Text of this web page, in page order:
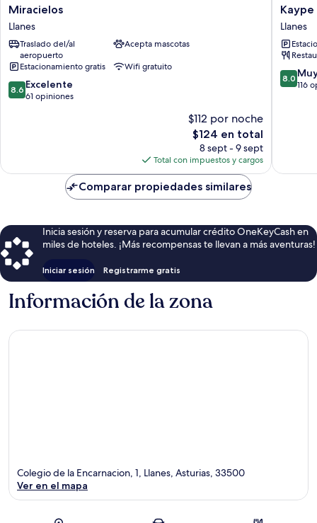
Miracielos
Llanes
Miracielos
Llanes
Traslado del/al
aeropuerto
Acepta mascotas
Estacionamiento gratis
Wifi gratuito
8.6
de
8.6 Excelente
61 opiniones
$112 por noche
El
precio
actual
es
de
$124
$124 en total
8 sept - 9 sept
Total con impuestos y cargos
Kaype
-
Llanes
Llanes
8.0
de
8.0
116
Comparar propiedades similares
Inicia sesión y reserva para acumular crédito OneKeyCash en
miles de hoteles. ¡Más recompensas te llevan a más aventuras!
Iniciar sesión Registrarme gratis
Información de la zona
Colegio de la Encarnacion, 1, Llanes, Asturias, 33500
Ver en el mapa